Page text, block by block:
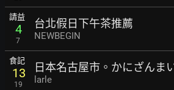
請益
4
7
台北假日下午茶推薦
NEWBEGIN
食記
13
19
日本名古屋市。かにざんま
larle